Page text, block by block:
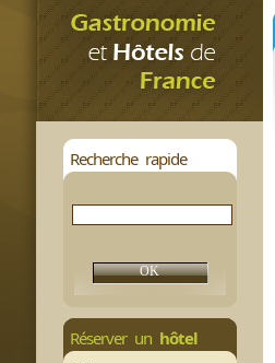
Recherche rapide
Réserver un hôtel